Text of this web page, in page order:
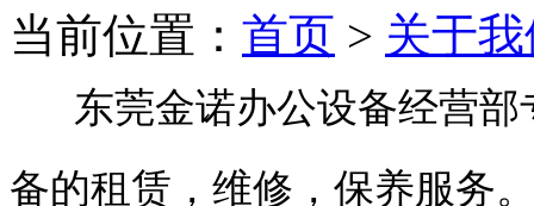
当前位置： 首页 > 关于
东莞金诺办公设备经营部
备的租赁，维修，保养服务